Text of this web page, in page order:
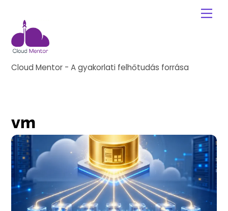
content
Cloud Mentor - A gyakorlati felhőtudás forrása
vm